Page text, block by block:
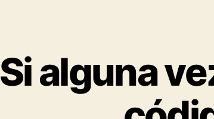
Si alguna